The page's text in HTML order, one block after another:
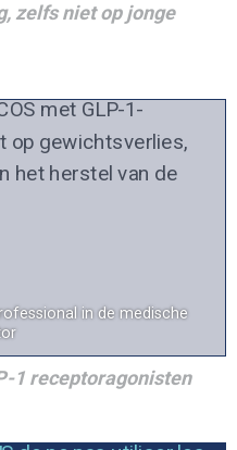
zelfs niet op jonge
in de medische
1 receptoragonisten